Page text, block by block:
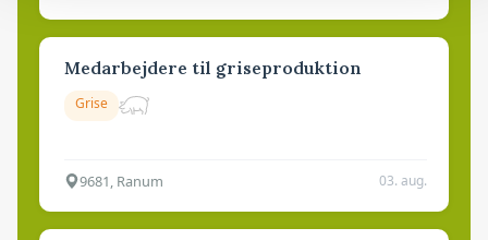
Medarbejdere til griseproduktion
Grise
9681, Ranum 03. aug.